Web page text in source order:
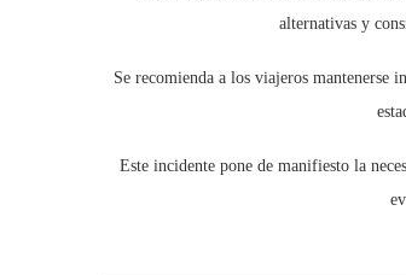
alternativas y
Se recomienda a los viajeros mantenerse
Este incidente pone de manifiesto la